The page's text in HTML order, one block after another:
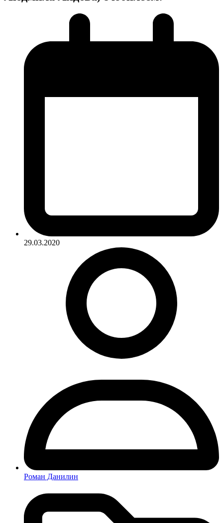
29.03.2020
Роман Данилин